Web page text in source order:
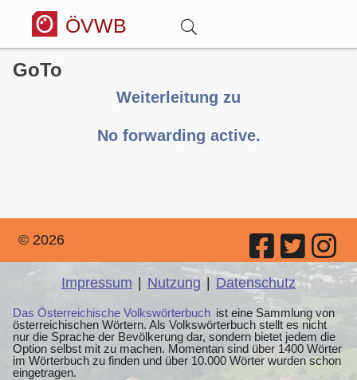
ÖVWB
Anmelden
Forum
GoTo
Weiterleitung zu
No forwarding active.
© 2026
Impressum | Nutzung | Datenschutz
Das Österreichische Volkswörterbuch ist eine Sammlung von
österreichischen Wörtern. Als Volkswörterbuch stellt es nicht
nur die Sprache der Bevölkerung dar, sondern bietet jedem die
Option selbst mit zu machen. Momentan sind über 1400 Wörter
im Wörterbuch zu finden und über 10.000 Wörter wurden schon
eingetragen.